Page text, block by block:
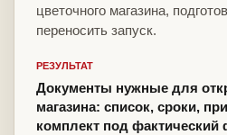
цветочного магазина,
переносить запуск.
РЕЗУЛЬТАТ
Документы нужные для
магазина: список, сроки,
комплект под фактический